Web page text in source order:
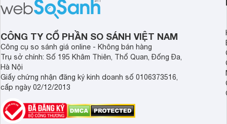
CÔNG TY CỔ PHẦN SO SÁNH VIỆT NAM
Công cụ so sánh giá online - Không bán hàng
Trụ sở chính: Số 195 Khâm Thiên, Thổ Quan, Đống Đa,
Hà Nội
Giấy chứng nhận đăng ký kinh doanh số 0106373516,
cấp ngày 02/12/2013